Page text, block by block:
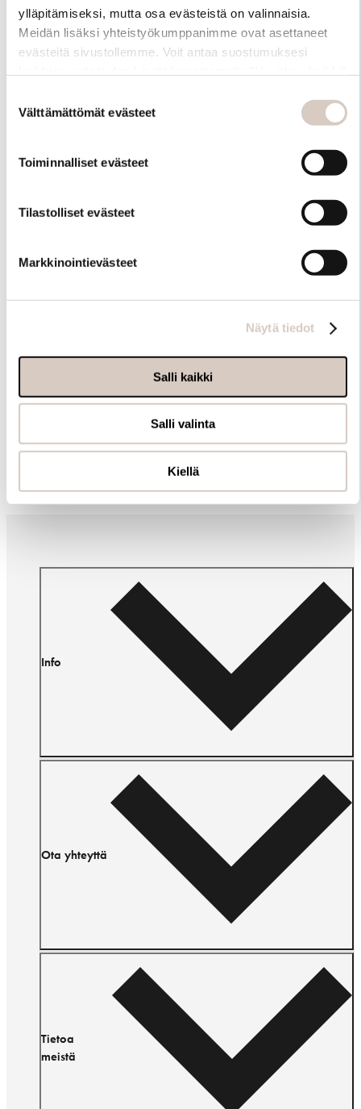
ylläpitämiseksi, mutta osa evästeistä on valinnaisia.
Meidän lisäksi yhteistyökumppanimme ovat asettaneet
evästeitä sivustollemme. Voit antaa suostumuksesi
myöhemmin ”Evästeasetukset” -linkin kautta.
valinta
Välttämättömät evästeet
Toiminnalliset evästeet
Tilastolliset evästeet
Markkinointievästeet
Näytä tiedot
Salli kaikki
Salli valinta
Kiellä
Samankaltaisia tuotteita
Muut ostivat myös
Info
Ota yhteyttä
Tietoa
meistä